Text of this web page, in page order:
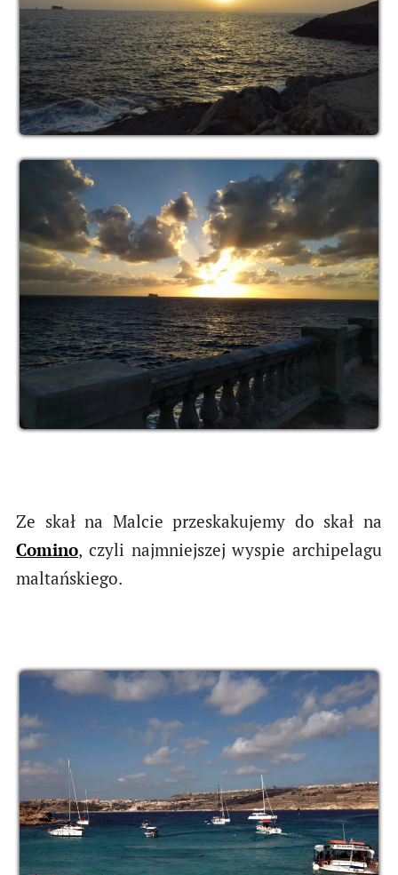
Ze skał na Malcie przeskakujemy do skał na
Comino, czyli najmniejszej wyspie archipelagu
maltańskiego.